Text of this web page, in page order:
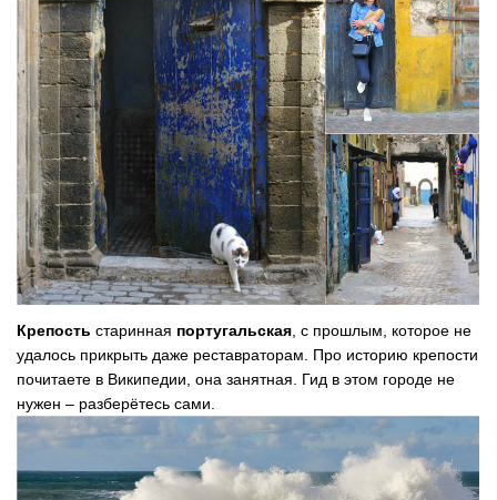
Крепость старинная португальская , с прошлым, которое не
удалось прикрыть даже реставраторам. Про историю крепости
почитаете в Википедии, она занятная. Гид в этом городе не
нужен – разберётесь сами.